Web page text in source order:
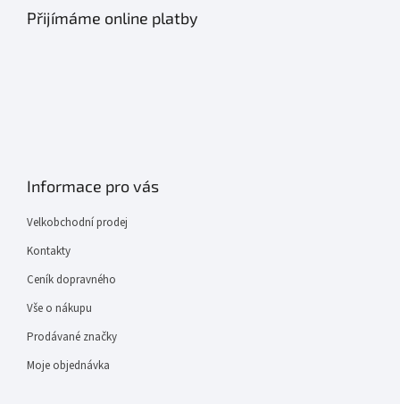
Přijímáme online platby
Informace pro vás
Velkobchodní prodej
Kontakty
Ceník dopravného
Vše o nákupu
Prodávané značky
Moje objednávka